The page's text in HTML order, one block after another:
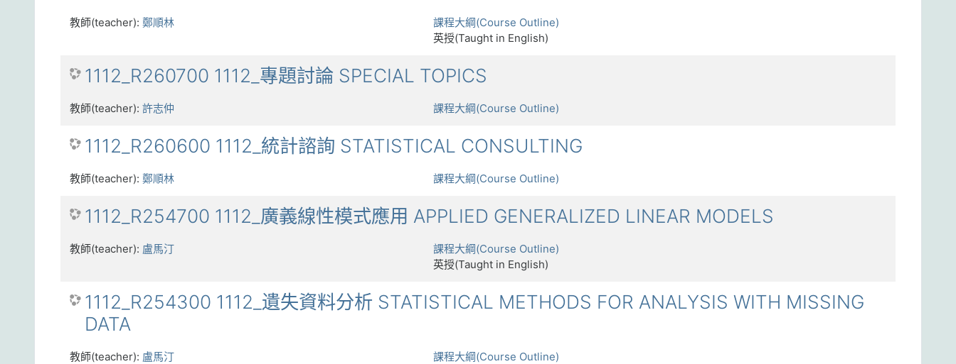
課程大綱(Course Outline)
英授(Taught in English)
教師(teacher): 鄭順林
1112_R260700 1112_專題討論 SPECIAL TOPICS
課程大綱(Course Outline)
教師(teacher): 許志仲
1112_R260600 1112_統計諮詢 STATISTICAL CONSULTING
課程大綱(Course Outline)
教師(teacher): 鄭順林
1112_R254700 1112_廣義線性模式應用 APPLIED GENERALIZED LINEAR MODELS
課程大綱(Course Outline)
英授(Taught in English)
教師(teacher): 盧馬汀
1112_R254300 1112_遺失資料分析 STATISTICAL METHODS FOR ANALYSIS WITH MISSING
DATA
課程大綱(Course Outline)
教師(teacher): 盧馬汀